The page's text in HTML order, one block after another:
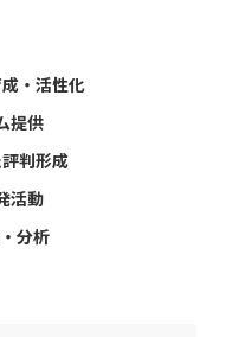
・活性化
提供
判形成
活動
分析